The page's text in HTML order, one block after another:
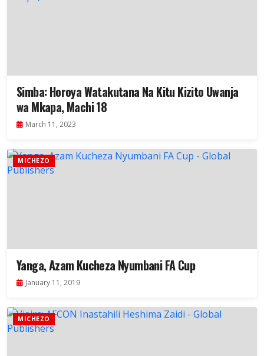
Simba: Horoya Watakutana Na Kitu Kizito Uwanja
wa Mkapa, Machi 18
March 11, 2023
MICHEZO
Yanga, Azam Kucheza Nyumbani FA Cup
January 11, 2019
MICHEZO